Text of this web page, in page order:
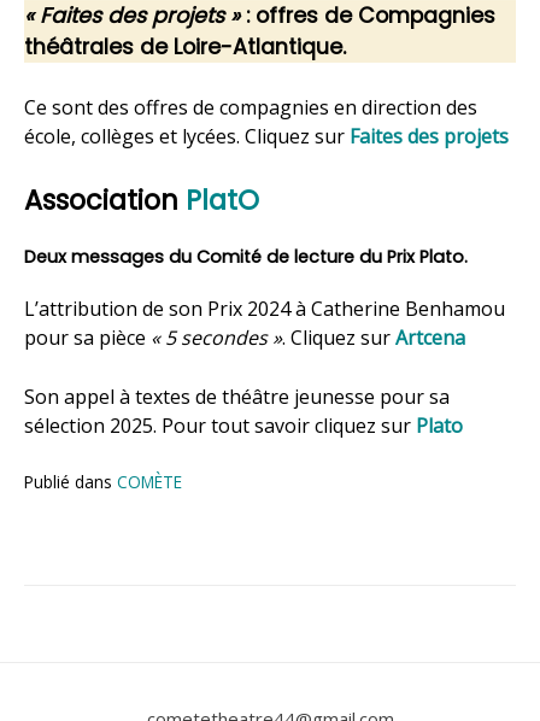
« Faites des projets »: offres de Compagnies
théâtrales de Loire-Atlantique.
Ce sont des offres de compagnies en direction des
école, collèges et lycées. Cliquez sur Faites des projets
Association PlatO
Deux messages du Comité de lecture du Prix Plato.
L’attribution de son Prix 2024 à Catherine Benhamou
pour sa pièce « 5 secondes ». Cliquez surArtcena
Son appel à textes de théâtre jeunesse pour sa
sélection 2025. Pour tout savoir cliquez sur Plato
Publié dans COMÈTE